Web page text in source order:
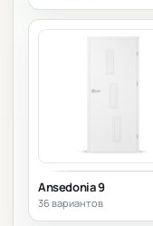
Ansedonia 9
36 вариантов